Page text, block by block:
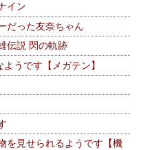
イン
だった友奈ちゃん
伝説 閃の軌跡
うです【メガテン】
を見せられるようです【機